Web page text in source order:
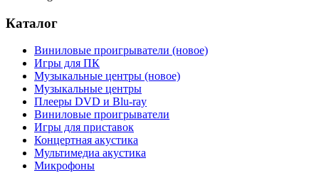
Каталог
Виниловые проигрыватели (новое)
Игры для ПК
Музыкальные центры (новое)
Музыкальные центры
Плееры DVD и Blu-ray
Виниловые проигрыватели
Игры для приставок
Концертная акустика
Мультимедиа акустика
Микрофоны